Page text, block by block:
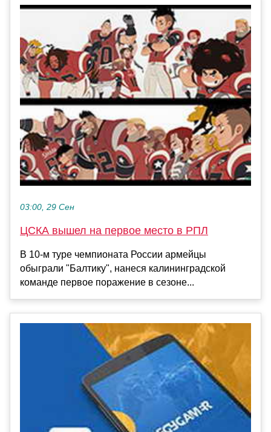
03:00, 29 Сен
ЦСКА вышел на первое место в РПЛ
В 10-м туре чемпионата России армейцы
обыграли "Балтику", нанеся калининградской
команде первое поражение в сезоне...